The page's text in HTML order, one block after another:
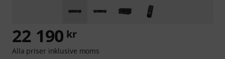
22 190 kr
Alla priser inklusive moms